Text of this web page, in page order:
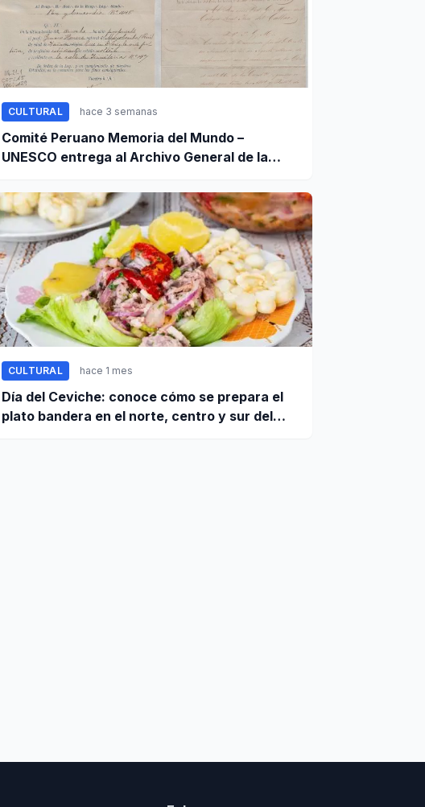
CULTURAL hace 3 semanas
Comité Peruano Memoria del Mundo –
UNESCO entrega al Archivo General de la
patrimonios documentales
CULTURAL hace 1 mes
Día del Ceviche: conoce cómo se prepara el
plato bandera en el norte, centro y sur del